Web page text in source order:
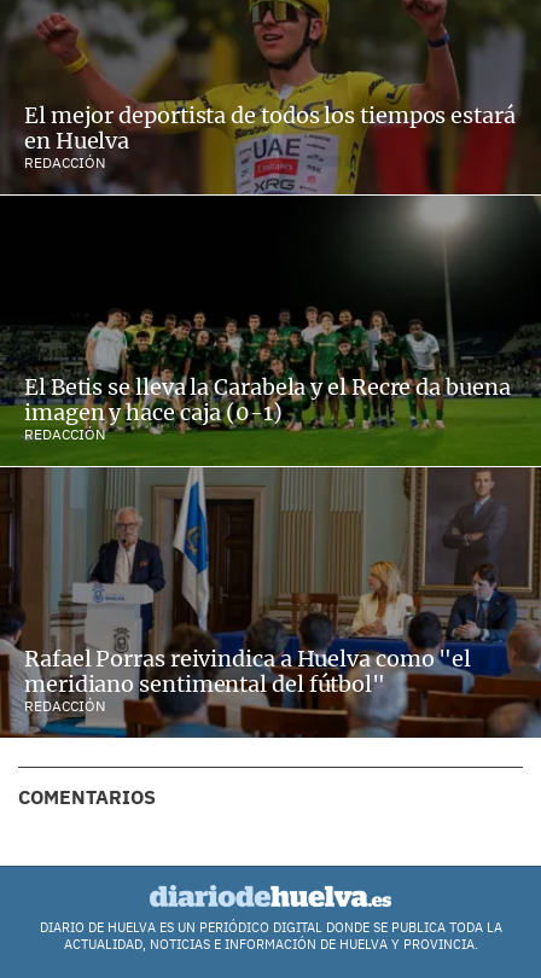
El mejor deportista de todos los tiempos estará
en Huelva
REDACCIÓN
El Betis se lleva la Carabela y el Recre da buena
imagen y hace caja (0-1)
REDACCIÓN
Rafael Porras reivindica a Huelva como "el
meridiano sentimental del fútbol"
REDACCIÓN
COMENTARIOS
DIARIO DE HUELVA ES UN PERIÓDICO DIGITAL DONDE SE PUBLICA TODA LA
ACTUALIDAD, NOTICIAS E INFORMACIÓN DE HUELVA Y PROVINCIA.